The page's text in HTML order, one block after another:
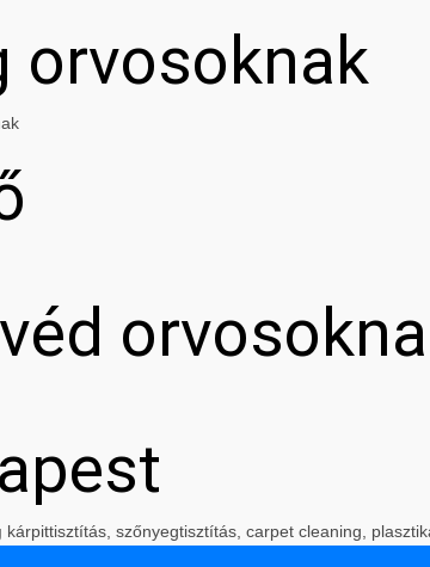
orvosoknak
kárpittisztítás, szőnyegtisztítás, carpet cleaning,